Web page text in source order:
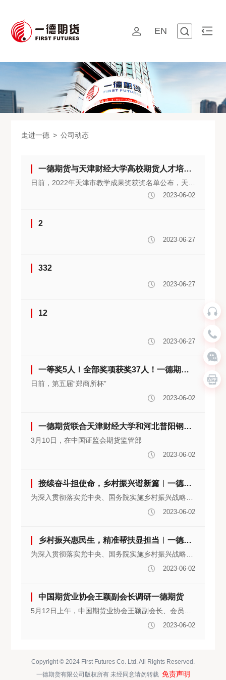
EN
走进一德 >公司动态
一德期货与天津财经大学高校期货人才培育项目荣获天津市教学成果奖一等奖
2023-06-02
2
2023-06-27
332
2023-06-27
12
2023-06-27
一等奖5人！全部奖项获奖37人！一德期货合作高校学生参加“郑商所杯”获佳绩
日前，第五届“郑商所杯”
2023-06-02
一德期货联合天津财经大学和河北普阳钢铁获得大商所首届大学生衍生品实践大赛二等奖
3月10日，在中国证监会期货监管部
2023-06-02
接续奋斗担使命，乡村振兴谱新篇︱一德期货第四次签约帮扶河南省桐柏县
2023-06-02
乡村振兴惠民生，精准帮扶显担当︱一德期货第四次帮扶安徽省太湖县
2023-06-02
中国期货业协会王颖副会长调研一德期货
5月12日上午，中国期货业协会王颖副会长、会员服务二部副总监李蒙娜一行到一德期货、一德信融调研。一德期货总经理吕拥华，一德信融董事长赵未夏等领导参加会议。
2023-06-02
Copyright © 2024 First Futures Co. Ltd. All Rights Reserved.
一德期货有限公司版权所有 未经同意请勿转载 免责声明